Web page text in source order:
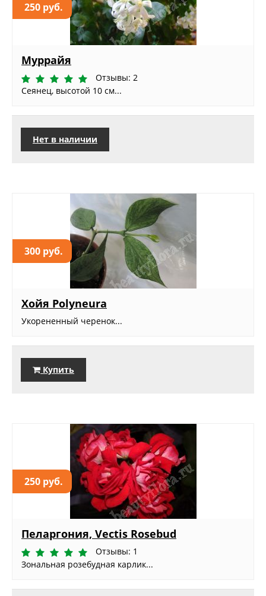
250 руб.
Муррайя
Отзывы: 2
Сеянец, высотой 10 см...
Нет в наличии
300 руб.
Хойя Polyneura
Укорененный черенок...
Купить
250 руб.
Пеларгония, Vectis Rosebud
Отзывы: 1
Зональная розебудная карлик...